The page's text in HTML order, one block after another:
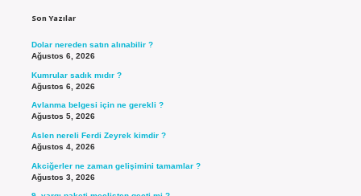
Son Yazılar
Dolar nereden satın alınabilir ?
Ağustos 6, 2026
Kumrular sadık mıdır ?
Ağustos 6, 2026
Avlanma belgesi için ne gerekli ?
Ağustos 5, 2026
Aslen nereli Ferdi Zeyrek kimdir ?
Ağustos 4, 2026
Akciğerler ne zaman gelişimini tamamlar ?
Ağustos 3, 2026